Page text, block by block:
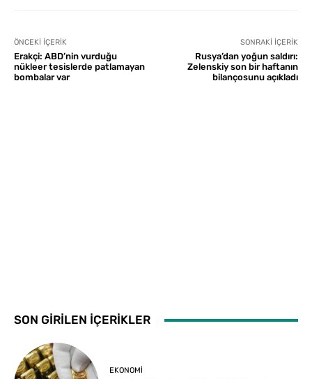
ÖNCEKI İÇERIK
Erakçi: ABD’nin vurduğu
nükleer tesislerde patlamayan
bombalar var
SONRAKI İÇERIK
Rusya’dan yoğun saldırı:
Zelenskiy son bir haftanın
bilançosunu açıkladı
SON GİRİLEN İÇERİKLER
EKONOMI